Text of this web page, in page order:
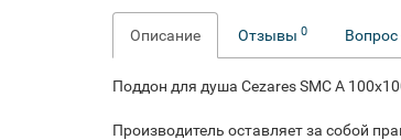
Описание Отзывы 0 Вопрос
Поддон для душа Cezares SMC A
Производитель оставляет за собой